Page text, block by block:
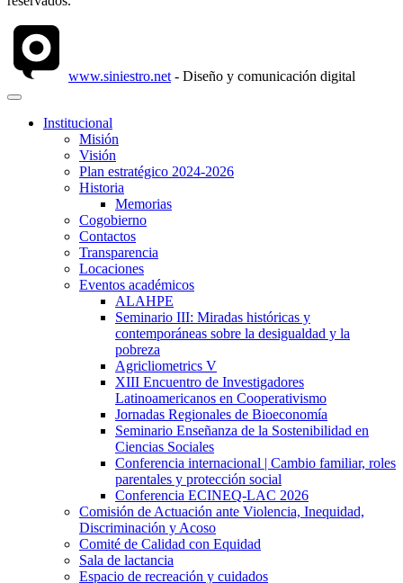
www.siniestro.net - Diseño y comunicación digital
Institucional
Misión
Visión
Plan estratégico 2024-2026
Historia
Memorias
Cogobierno
Contactos
Transparencia
Locaciones
Eventos académicos
ALAHPE
Seminario III: Miradas históricas y
contemporáneas sobre la desigualdad y la
pobreza
Agricliometrics V
XIII Encuentro de Investigadores
Latinoamericanos en Cooperativismo
Jornadas Regionales de Bioeconomía
Seminario Enseñanza de la Sostenibilidad en
Ciencias Sociales
Conferencia internacional | Cambio familiar, roles
parentales y protección social
Conferencia ECINEQ-LAC 2026
Comisión de Actuación ante Violencia, Inequidad,
Discriminación y Acoso
Comité de Calidad con Equidad
Sala de lactancia
Espacio de recreación y cuidados